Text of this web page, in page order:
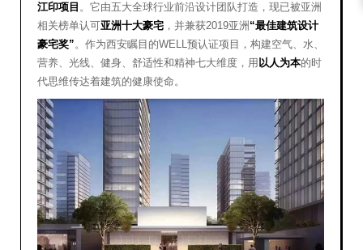
江印项目 。它由五大全球行业前沿设计团队打造，现已被亚洲
相关榜单认可亚洲十大豪宅 ，并兼获2019亚洲 “最佳建筑设计
豪宅奖”。作为西安瞩目的WELL预认证项目，构建空气、水、
营养、光线、健身、舒适性和精神七大维度，用 以人为本的时
代思维传达着建筑的健康使命。